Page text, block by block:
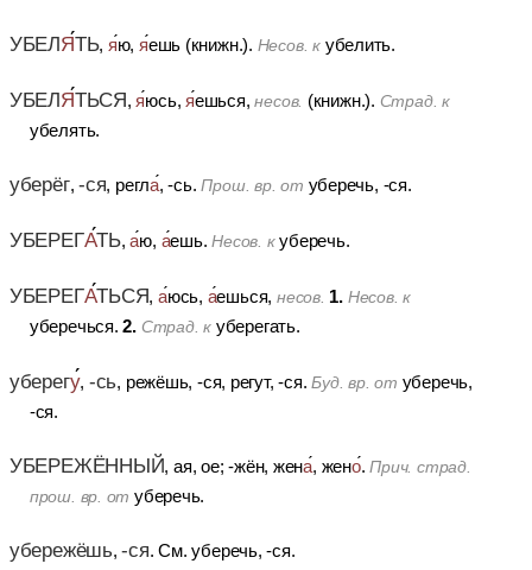
УБЕЛЯТЬ, яю,яешь (книжн.). Несов. кубелить.
УБЕЛЯТЬСЯ,яюсь,яешься,несов. (книжн.). Страд. к
убелять.
уберёг,-ся, регла, -сь.Прош. вр. от уберечь, -ся.
УБЕРЕГАТЬ,аю, аешь.Несов. куберечь.
УБЕРЕГАТЬСЯ,аюсь, аешься, несов. 1. Несов. к
уберечься. 2. Страд. к уберегать.
уберегу, -сь, режёшь, -ся, регут, -ся.Буд. вр. от уберечь,
-ся.
УБЕРЕЖЁННЫЙ, ая, ое; -жён, жена, жено.Прич. страд.
прош. вр. от уберечь.
убережёшь,-ся.См. уберечь, -ся.